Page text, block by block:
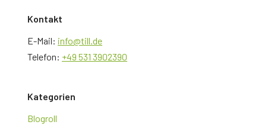
Kontakt
E-Mail: info@till.de
Telefon: +49 531 3902390
Kategorien
Blogroll